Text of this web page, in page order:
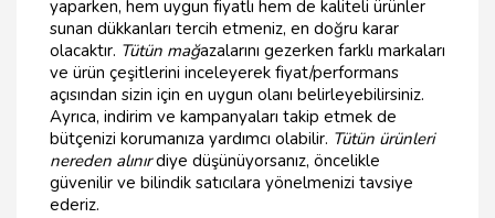
yaparken, hem uygun fiyatlı hem de kaliteli ürünler
sunan dükkanları tercih etmeniz, en doğru karar
olacaktır. Tütün mağazalarını gezerken farklı markaları
ve ürün çeşitlerini inceleyerek fiyat/performans
açısından sizin için en uygun olanı belirleyebilirsiniz.
Ayrıca, indirim ve kampanyaları takip etmek de
bütçenizi korumanıza yardımcı olabilir. Tütün ürünleri
nereden alınırdiye düşünüyorsanız, öncelikle
güvenilir ve bilindik satıcılara yönelmenizi tavsiye
ederiz.